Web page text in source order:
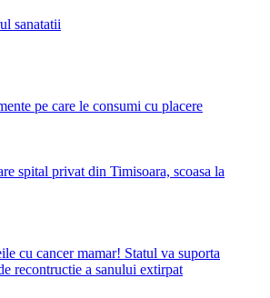
sanatatii
pe care le consumi cu placere
spital privat din Timisoara, scoasa la
cu cancer mamar! Statul va suporta
recontructie a sanului extirpat